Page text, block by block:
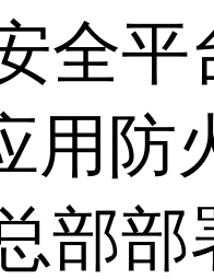
全平
用防
部部